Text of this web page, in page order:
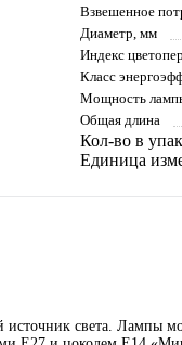
Взвешенное
Диаметр, мм
Индекс
Класс
Мощность
Общая длина
Кол-во в
Единица
света. Лампы